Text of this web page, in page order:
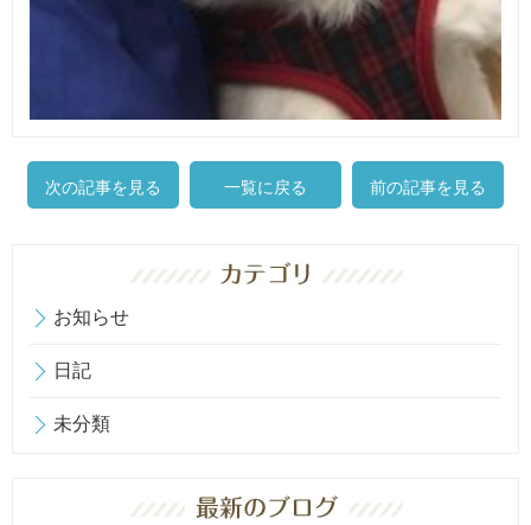
次の記事を見る 一覧に戻る 前の記事を見る
お知らせ
日記
未分類